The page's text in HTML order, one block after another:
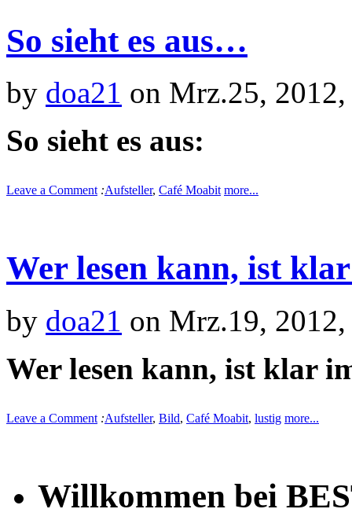
So sieht es aus…
by doa21 on Mrz.25,
So sieht es aus:
Leave a Comment :Aufsteller, Café Moabit more...
Wer lesen kann, ist
by doa21 on Mrz.19,
Wer lesen kann, ist klar
Leave a Comment :Aufsteller, Bild, Café Moabit, lustig more...
Willkommen bei